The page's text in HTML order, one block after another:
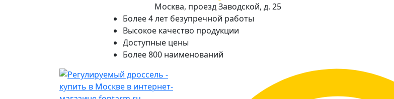
Москва, проезд Заводской, д. 25
Более 4 лет безупречной работы
Высокое качество продукции
Доступные цены
Более 800 наименований